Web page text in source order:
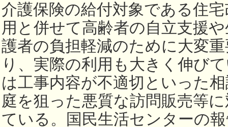
介護保険の給付対象である住
用と併せて高齢者の自立支援
護者の負担軽減のために大変
り、実際の利用も大きく伸び
は工事内容が不適切といった
庭を狙った悪質な訪問販売等
ている。国民生活センターの